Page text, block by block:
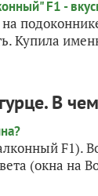
на
Купила
В
F1).
(окна на